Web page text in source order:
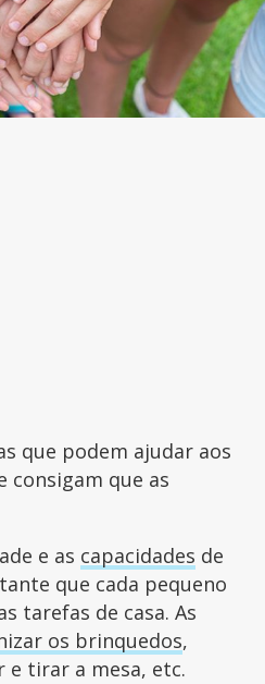
que podem ajudar aos
consigam que as
e as capacidades de
que cada pequeno
tarefas de casa. As
os brinquedos,
e tirar a mesa, etc.